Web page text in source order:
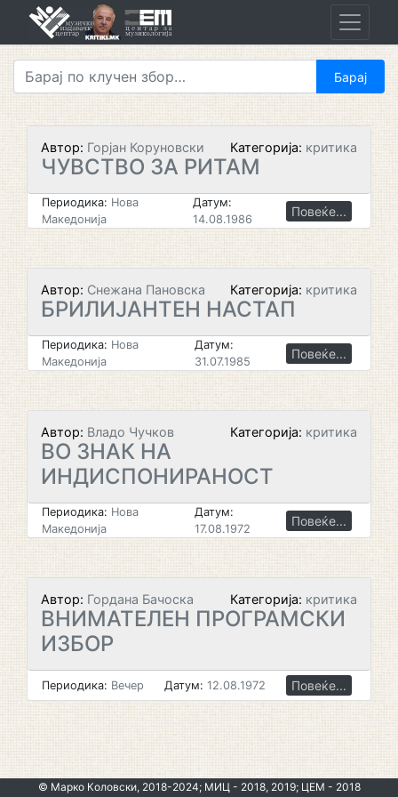
Автор: Горјан Коруновски Категорија: критика
ЧУВСТВО ЗА РИТАМ
Периодика: Нова
Македонија
Датум:
14.08.1986
Повеќе...
Автор: Снежана Пановска Категорија: критика
БРИЛИЈАНТЕН НАСТАП
Периодика: Нова
Македонија
Датум:
31.07.1985
Повеќе...
Автор: Владо Чучков Категорија: критика
ВО ЗНАК НА
ИНДИСПОНИРАНОСТ
Периодика: Нова
Македонија
Датум:
17.08.1972
Повеќе...
Автор: Гордана Бачоска Категорија: критика
ВНИМАТЕЛЕН ПРОГРАМСКИ
ИЗБОР
Периодика: Вечер Датум: 12.08.1972 Повеќе...
© Марко Коловски, 2018-2024; МИЦ - 2018, 2019; ЦЕМ - 2018